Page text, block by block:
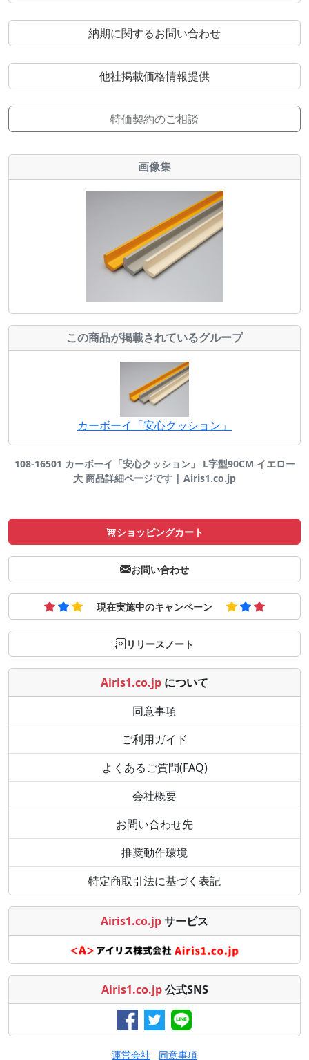
納期に関するお問い合わせ
他社掲載価格情報提供
特価契約のご相談
画像集
この商品が掲載されているグループ
カーボーイ「安心クッション」
108-16501 カーボーイ「安心クッション」 L字型90CM イエロー
大 商品詳細ページです | Airis1.co.jp
ショッピングカート
お問い合わせ
現在実施中のキャンペーン
リリースノート
Airis1.co.jp について
同意事項
ご利用ガイド
よくあるご質問(FAQ)
会社概要
お問い合わせ先
推奨動作環境
特定商取引法に基づく表記
Airis1.co.jpサービス
Airis1.co.jp 公式SNS
運営会社 同意事項